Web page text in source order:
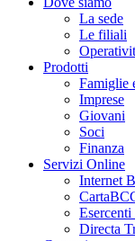
La sede
Le filiali
Prodotti
Famiglie
Imprese
Giovani
Soci
Finanza
Servizi Online
Internet
Esercenti
Directa